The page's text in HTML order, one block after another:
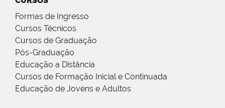
Formas de Ingresso
Cursos Técnicos
Cursos de Graduação
Pós-Graduação
Educação a Distância
Cursos de Formação Inicial e Continuada
Educação de Jovens e Adultos